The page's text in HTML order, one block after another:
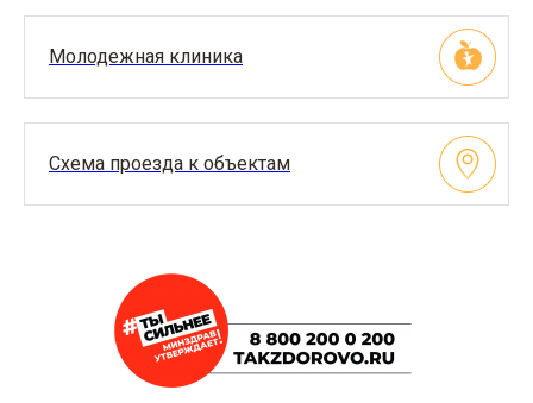
Молодежная клиника
Схема проезда к объектам